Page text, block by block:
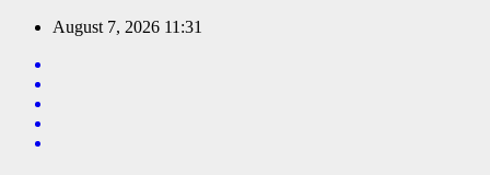
Zum
springen
August 7, 2026 11:31